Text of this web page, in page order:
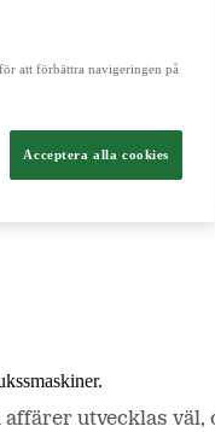
och livsmedel.
utvecklas väl,
att förbättra navigeringen på
Acceptera alla cookies